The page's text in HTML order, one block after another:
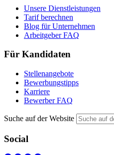
Unsere Dienstleistungen
Tarif berechnen
Blog für Unternehmen
Arbeitgeber FAQ
Für Kandidaten
Stellenangebote
Bewerbungstipps
Karriere
Bewerber FAQ
Suche auf der Website
Social